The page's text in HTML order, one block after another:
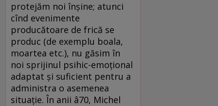
protejăm noi înşine; atunci
cînd evenimente
producătoare de frică se
produc (de exemplu boala,
moartea etc.), nu găsim în
noi sprijinul psihic-emoţional
adaptat şi suficient pentru a
administra o asemenea
situaţie. În anii â70, Michel